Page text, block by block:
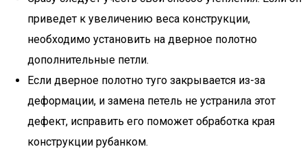
приведет к увеличению веса конструкции,
необходимо установить на дверное полотно
дополнительные петли.
Если дверное полотно туго закрывается из-за
деформации, и замена петель не устранила этот
дефект, исправить его поможет обработка края
конструкции рубанком.